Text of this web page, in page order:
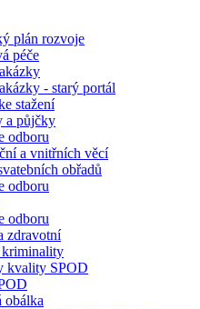
plán rozvoje
péče
- starý portál
stažení
a půjčky
odboru
a vnitřních věcí
obřadů
odboru
odboru
zdravotní
kriminality
kvality SPOD
obálka